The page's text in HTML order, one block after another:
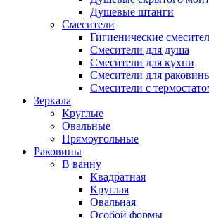
Душевые штанги
Смесители
Гигиенические
Смесители для душа
Смесители для кухни
Смесители для
Смесители с
Зеркала
Круглые
Овальные
Прямоугольные
Раковины
В ванну
Квадратная
Круглая
Овальная
Особой формы